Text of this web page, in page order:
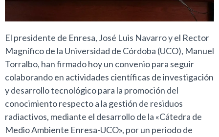
El presidente de Enresa, José Luis Navarro y el Rector
Magnífico de la Universidad de Córdoba (UCO), Manuel
Torralbo, han firmado hoy un convenio para seguir
colaborando en actividades científicas de investigación
y desarrollo tecnológico para la promoción del
conocimiento respecto a la gestión de residuos
radiactivos, mediante el desarrollo de la «Cátedra de
Medio Ambiente Enresa-UCO», por un periodo de